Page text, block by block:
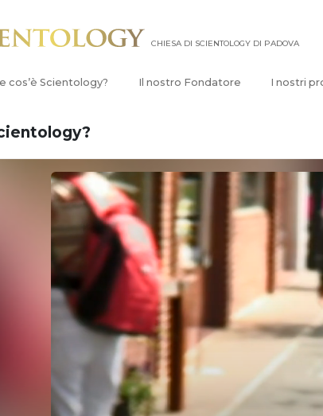
CHIESA DI SCIENTOLOGY DI PADOVA
cos’è Scientology? Il nostro Fondatore I nostri